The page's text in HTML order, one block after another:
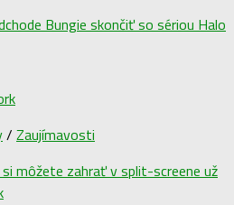
Bungie skončiť so sériou Halo
/ Zaujímavosti
môžete zahrať v split-screene už